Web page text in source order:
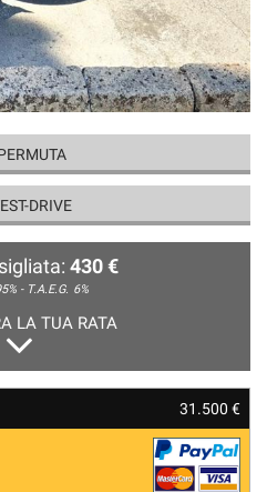
DRIVE
430 €
- T.A.E.G. 6%
LA TUA RATA
31.500 €